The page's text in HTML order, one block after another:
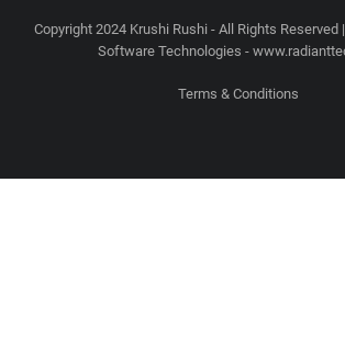
Copyright 2024 Krushi Rushi - All Rights Reserved
Software Technologies -
Terms & Conditions